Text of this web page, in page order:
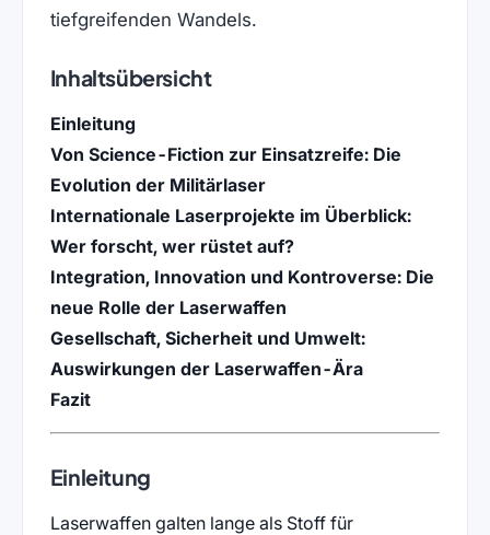
tiefgreifenden Wandels.
Inhaltsübersicht
Einleitung
Von Science-Fiction zur Einsatzreife: Die
Evolution der Militärlaser
Internationale Laserprojekte im Überblick:
Wer forscht, wer rüstet auf?
Integration, Innovation und Kontroverse: Die
neue Rolle der Laserwaffen
Gesellschaft, Sicherheit und Umwelt:
Auswirkungen der Laserwaffen-Ära
Fazit
Einleitung
Laserwaffen galten lange als Stoff für